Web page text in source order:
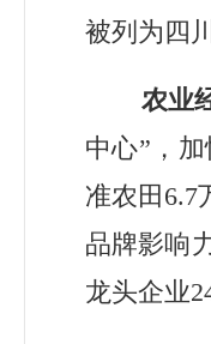
被列为四
农业
中心” ，
准农田 6.7
品牌影响
龙头企业